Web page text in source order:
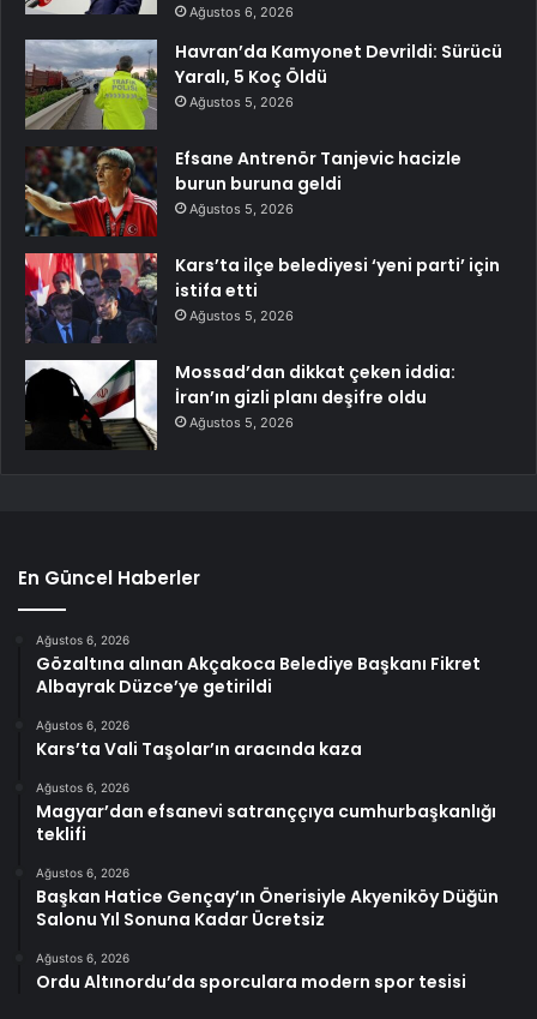
Ağustos 6, 2026
Havran’da Kamyonet Devrildi: Sürücü
Yaralı, 5 Koç Öldü
Ağustos 5, 2026
Efsane Antrenör Tanjevic hacizle
burun buruna geldi
Ağustos 5, 2026
Kars’ta ilçe belediyesi ‘yeni parti’ için
istifa etti
Ağustos 5, 2026
Mossad’dan dikkat çeken iddia:
İran’ın gizli planı deşifre oldu
Ağustos 5, 2026
En Güncel Haberler
Ağustos 6, 2026
Gözaltına alınan Akçakoca Belediye Başkanı Fikret
Albayrak Düzce’ye getirildi
Ağustos 6, 2026
Kars’ta Vali Taşolar’ın aracında kaza
Ağustos 6, 2026
Magyar’dan efsanevi satranççıya cumhurbaşkanlığı
teklifi
Ağustos 6, 2026
Başkan Hatice Gençay’ın Önerisiyle Akyeniköy Düğün
Salonu Yıl Sonuna Kadar Ücretsiz
Ağustos 6, 2026
Ordu Altınordu’da sporculara modern spor tesisi